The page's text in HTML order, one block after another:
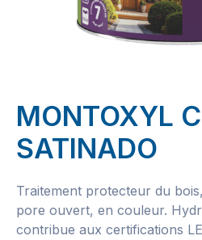
MONTOXYL
SATINADO
Traitement protecteur du
pore ouvert, en couleur.
contribue aux certifications